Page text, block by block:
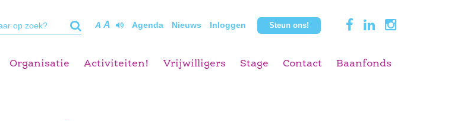
A A Agenda Nieuws Inloggen Steun ons!
Organisatie Activiteiten! Vrijwilligers Stage Contact Baanfonds